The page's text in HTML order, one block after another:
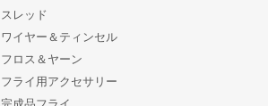
スレッド
ワイヤー＆ティンセル
フロス＆ヤーン
フライ用アクセサリー